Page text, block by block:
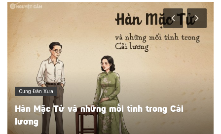
Cung Đàn Xưa
Hàn Mặc Tử và những mối tình trong Cải
lương